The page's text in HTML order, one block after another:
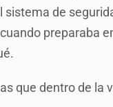
de
preparaba
que dentro de la